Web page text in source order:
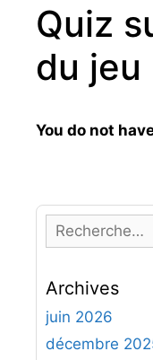
Quiz
du jeu
You do not
e
h
e
r
Archives
juin 2026
décembre